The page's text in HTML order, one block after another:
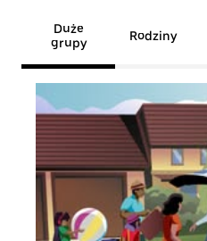
Duże
grupy
Rodziny